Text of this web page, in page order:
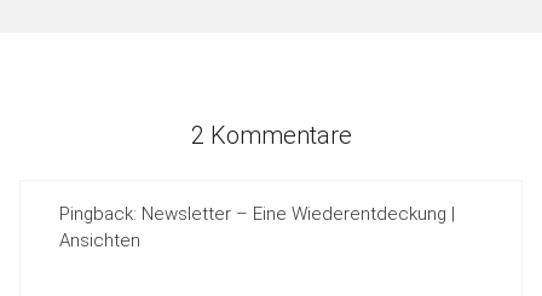
2 Kommentare
Pingback: Newsletter – Eine Wiederentdeckung |
Ansichten